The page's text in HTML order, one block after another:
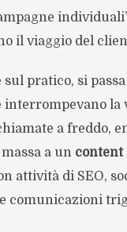
il viaggio del
sul pratico, si
interrompevano la
a freddo,
a un
attività di SEO,
comunicazioni